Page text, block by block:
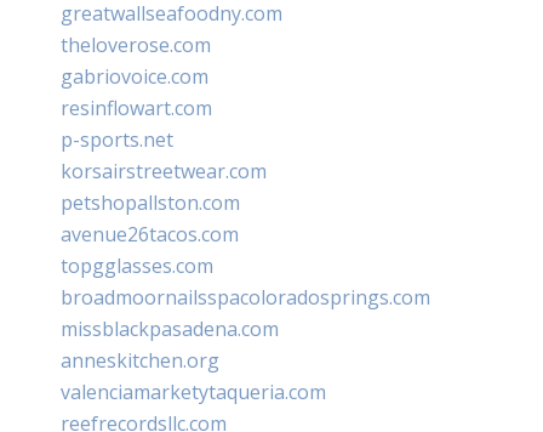
greatwallseafoodny.com
theloverose.com
gabriovoice.com
resinflowart.com
p-sports.net
korsairstreetwear.com
petshopallston.com
avenue26tacos.com
topgglasses.com
broadmoornailsspacoloradosprings.com
missblackpasadena.com
anneskitchen.org
valenciamarketytaqueria.com
reefrecordsllc.com